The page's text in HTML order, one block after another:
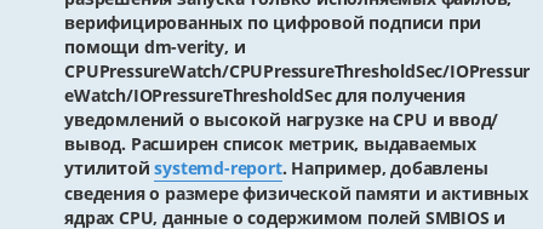
верифицированных по цифровой подписи при
помощи dm-verity, и
CPUPressureWatch/CPUPressureThresholdSec/IOPressur
eWatch/IOPressureThresholdSec для получения
уведомлений о высокой нагрузке на CPU и ввод/
вывод. Расширен список метрик, выдаваемых
утилитойsystemd-report. Например, добавлены
сведения о размере физической памяти и активных
ядрах CPU, данные о содержимом полей SMBIOS и